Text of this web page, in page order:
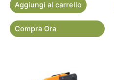
Aggiungi al carrello
Compra Ora